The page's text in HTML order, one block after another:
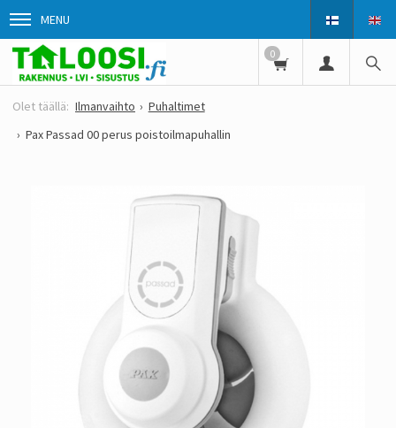
MENU
0
Ilmanvaihto
Puhaltimet
Pax Passad 00 perus poistoilmapuhallin